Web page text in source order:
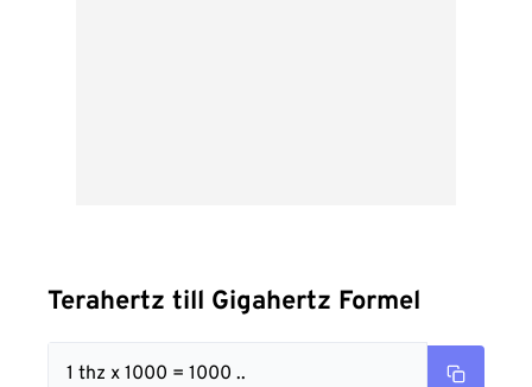
Terahertz till Gigahertz Formel
1 thz x 1000 = 1000 ..